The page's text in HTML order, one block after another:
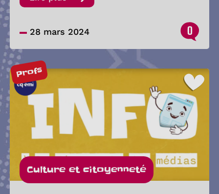
28 mars 2024 0
Profs
Culture et citoyenneté